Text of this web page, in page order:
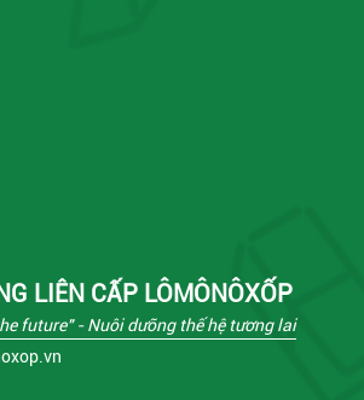
LIÊN CẤP LÔMÔNÔXỐP
future"- Nuôi dưỡng thế hệ tương lai